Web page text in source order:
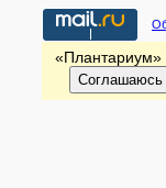
«Плантариум»
Соглашаюсь